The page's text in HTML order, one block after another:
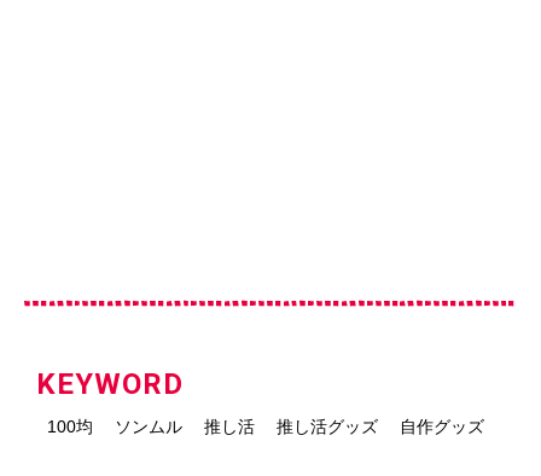
KEYWORD
100均 ソンムル 推し活 推し活グッズ 自作グッズ